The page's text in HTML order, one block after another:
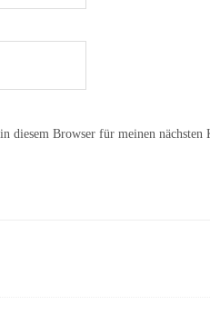
diesem Browser für meinen nächsten